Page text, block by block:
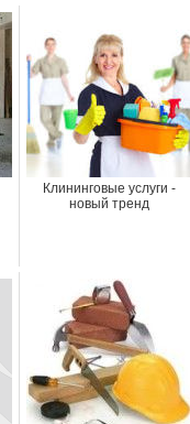
Клининговые услуги -
новый тренд